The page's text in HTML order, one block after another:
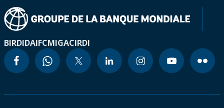
BIRDIDAIFCMIGACIRDI